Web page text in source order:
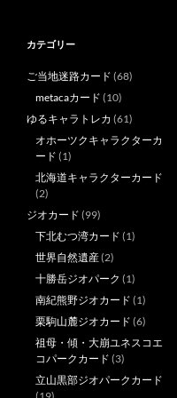
カテゴリー
ご当地迷路カード (68)
metacaカード (10)
ゆるキャラトレカ (61)
オホーツクキャラクターカ
ード (1)
北海道キャラクターカード
(2)
ジオカード (99)
下北むつ湾カード (1)
世界自然遺産(2)
十勝岳ジオパーク (1)
南紀熊野ジオカード (1)
栗駒山麓ジオカード (6)
祖母・傾・大崩ユネスコエ
コパークカード (3)
立山黒部ジオパークカード